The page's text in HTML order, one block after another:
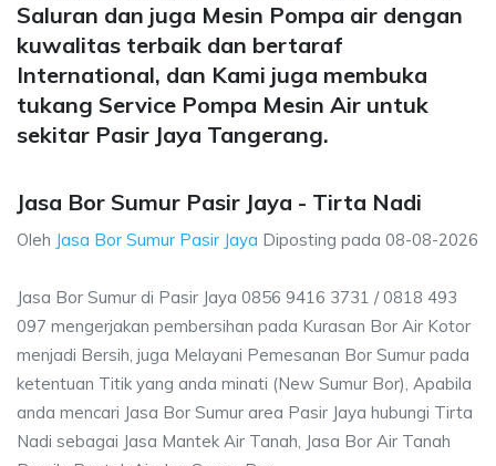
Saluran dan juga Mesin Pompa air dengan
kuwalitas terbaik dan bertaraf
International, dan Kami juga membuka
tukang Service Pompa Mesin Air untuk
sekitar Pasir Jaya Tangerang.
Jasa Bor Sumur Pasir Jaya - Tirta Nadi
Oleh Jasa Bor Sumur Pasir Jaya Diposting pada 08-08-2026
Jasa Bor Sumur di Pasir Jaya 0856 9416 3731 / 0818 493
097 mengerjakan pembersihan pada Kurasan Bor Air Kotor
menjadi Bersih, juga Melayani Pemesanan Bor Sumur pada
ketentuan Titik yang anda minati (New Sumur Bor), Apabila
anda mencari Jasa Bor Sumur area Pasir Jaya hubungi Tirta
Nadi sebagai Jasa Mantek Air Tanah, Jasa Bor Air Tanah